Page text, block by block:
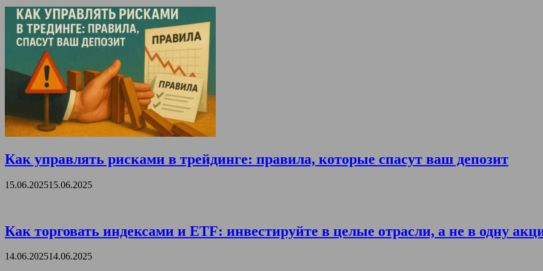
Как управлять рисками в трейдинге: правила, которые спасут ваш депозит
15.06.202515.06.2025
Как торговать индексами и ETF: инвестируйте в целые отрасли, а не в одну
14.06.202514.06.2025